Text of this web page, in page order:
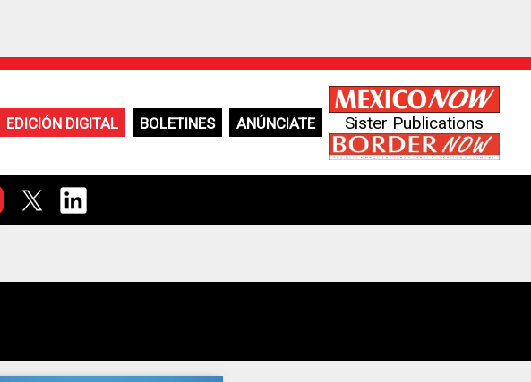
EDICIÓN DIGITAL BOLETINES ANÚNCIATE Sister Publications